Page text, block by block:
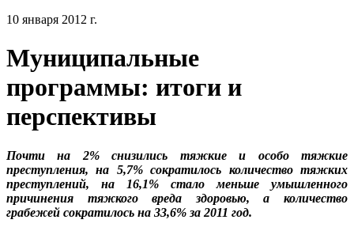
10 января 2012 г.
Муниципальные
программы: итоги и
перспективы
Почти на 2% снизились тяжкие и особо тяжкие
преступления, на 5,7% сократилось количество тяжких
преступлений, на 16,1% стало меньше умышленного
причинения тяжкого вреда здоровью, а количество
грабежей сократилось на 33,6% за 2011 год.